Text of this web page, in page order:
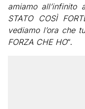
amiamo all’infinito
STATO COSÌ
vediamo l’ora che
FORZA CHE HO“.